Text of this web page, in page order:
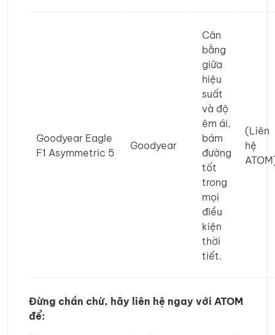
Goodyear Eagle
F1 Asymmetric 5
Goodyear
Cân
bằng
giữa
hiệu
suất
và độ
êm ái,
bám
đường
tốt
trong
mọi
điều
kiện
thời
tiết.
(Liên
hệ
Đừng chần chừ, hãy liên hệ ngay với ATOM
để: